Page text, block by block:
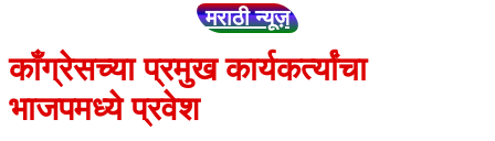
मराठी न्यूज़
काँग्रेसच्या प्रमुख कार्यकर्त्यांचा
भाजपमध्ये प्रवेश